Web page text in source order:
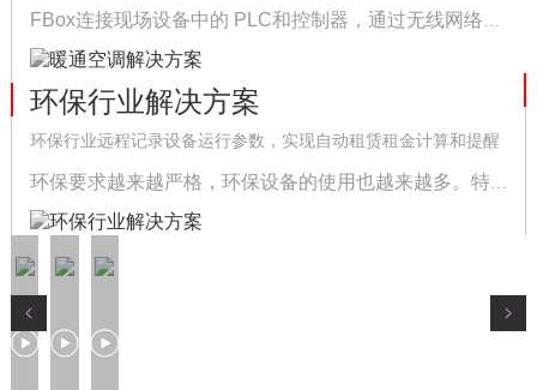
环保行业解决方案
环保行业远程记录设备运行参数，实现自动租赁租金计算和提醒
环保要求越来越严格，环保设备的使用也越来越多。特别是分布式污水处理设备，适合农村、小城镇污水处理需求，分布式、无人值守，因此需要一套远程设备运行管理平台，实现远程监控和运行操作，实现设备的无人化管理。